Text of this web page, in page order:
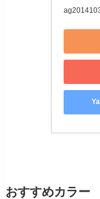
おすすめカラー